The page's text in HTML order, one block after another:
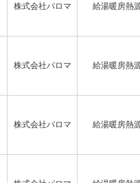
株式会社パロマ 給湯暖房熱
株式会社パロマ 給湯暖房熱
株式会社パロマ 給湯暖房熱